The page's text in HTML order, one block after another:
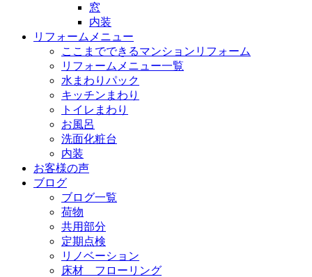
窓
内装
リフォームメニュー
ここまでできるマンションリフォーム
リフォームメニュー一覧
水まわりパック
キッチンまわり
トイレまわり
お風呂
洗面化粧台
内装
お客様の声
ブログ
ブログ一覧
荷物
共用部分
定期点検
リノベーション
床材 フローリング